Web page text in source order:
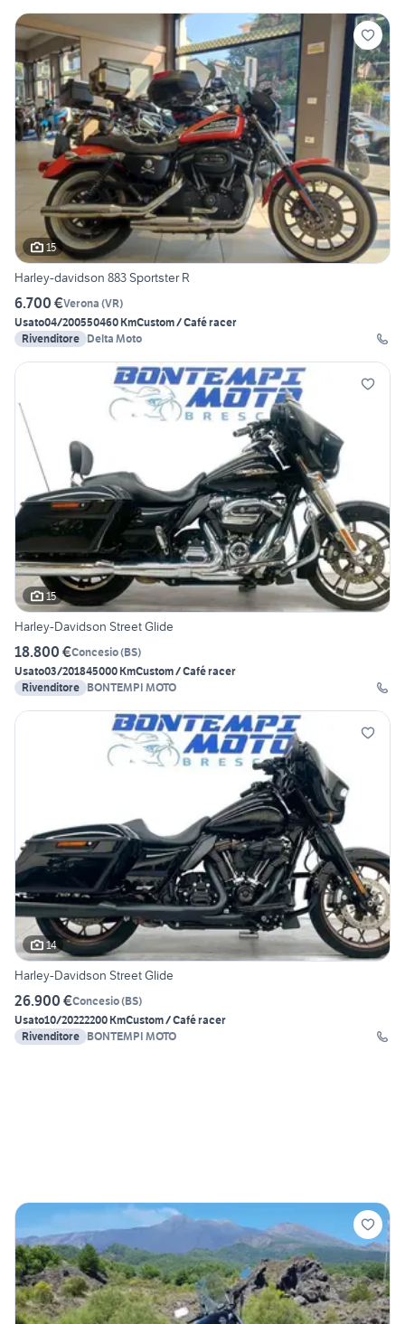
15
Harley-davidson 883 Sportster R
6.700 €Verona (VR)
Usato04/200550460 KmCustom / Café racer
Rivenditore Delta Moto
15
Harley-Davidson Street Glide
18.800 €Concesio(BS)
Usato03/201845000 KmCustom / Café racer
Rivenditore BONTEMPI MOTO
14
Harley-Davidson Street Glide
26.900 €Concesio(BS)
Usato10/20222200 KmCustom / Café racer
Rivenditore BONTEMPI MOTO